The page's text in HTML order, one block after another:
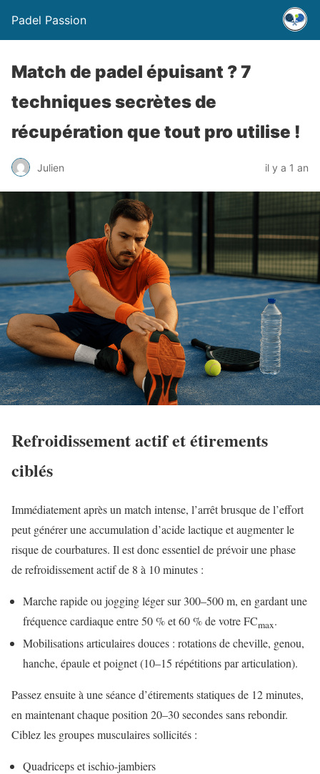
Padel Passion
Match de padel épuisant ? 7
techniques secrètes de
récupération que tout pro utilise !
Julien il y a 1 an
Refroidissement actif et étirements
ciblés
Immédiatement après un match intense, l’arrêt brusque de l’effort
peut générer une accumulation d’acide lactique et augmenter le
risque de courbatures. Il est donc essentiel de prévoir une phase
de refroidissement actif de 8 à 10 minutes :
Marche rapide ou jogging léger sur 300–500 m, en gardant une
fréquence cardiaque entre 50 % et 60 % de votre FCmax.
Mobilisations articulaires douces : rotations de cheville, genou,
hanche, épaule et poignet (10–15 répétitions par articulation).
Passez ensuite à une séance d’étirements statiques de 12 minutes,
en maintenant chaque position 20–30 secondes sans rebondir.
Ciblez les groupes musculaires sollicités :
Quadriceps et ischio-jambiers